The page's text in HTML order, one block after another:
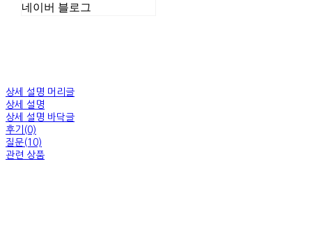
네이버 블로그
상세 설명 머리글
상세 설명
상세 설명 바닥글
후기(0)
질문(10)
관련 상품